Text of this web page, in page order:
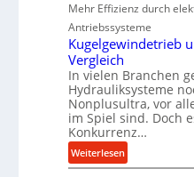
t
i
o
n
i
n
d
e
n
M
o
m
p
k
t
e
U
l
t
Mehr Effizienz durch
Antriebssysteme
Kugelgewindetrieb
Vergleich
In vielen Branchen
Hydrauliksysteme
Nonplusultra, vor
im Spiel sind. Doch
Konkurrenz…
Weiterlesen:
K